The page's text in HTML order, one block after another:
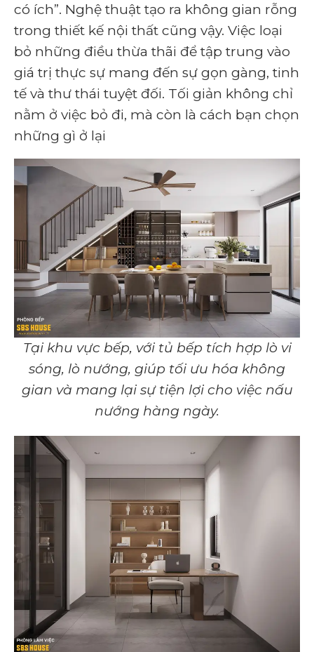
có ích”. Nghệ thuật tạo ra không gian rỗng
trong thiết kế nội thất cũng vậy. Việc loại
bỏ những điều thừa thãi để tập trung vào
giá trị thực sự mang đến sự gọn gàng, tinh
tế và thư thái tuyệt đối. Tối giản không chỉ
nằm ở việc bỏ đi, mà còn là cách bạn chọn
những gì ở lại
Tại khu vực bếp, với tủ bếp tích hợp lò vi
sóng, lò nướng, giúp tối ưu hóa không
gian và mang lại sự tiện lợi cho việc nấu
nướng hàng ngày.